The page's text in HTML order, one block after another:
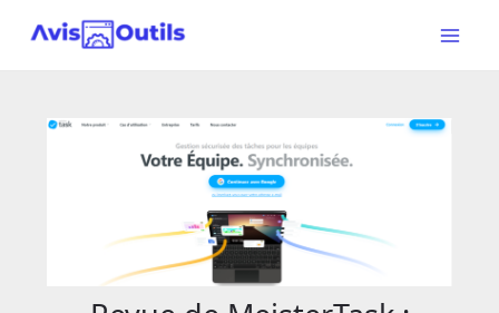
Main